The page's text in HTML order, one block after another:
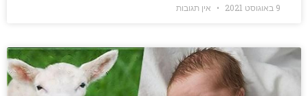
9 באוגוסט 2021 אין תגובות